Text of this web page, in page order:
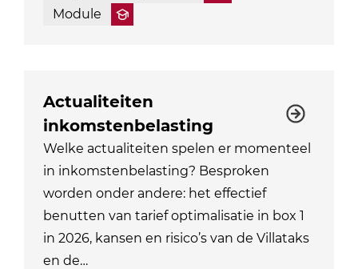
Module
Actualiteiten
inkomstenbelasting
Welke actualiteiten spelen er momenteel
in inkomstenbelasting? Besproken
worden onder andere: het effectief
benutten van tarief optimalisatie in box 1
in 2026, kansen en risico’s van de Villataks
en de…